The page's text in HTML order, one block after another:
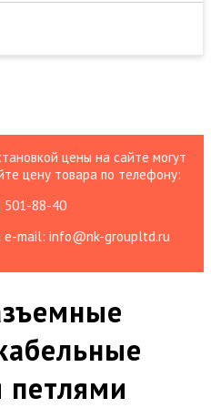
цены на сайте могут
цену товара по телефону:
501-88-40
е-mail: info@nk-groupltd.ru
петлями